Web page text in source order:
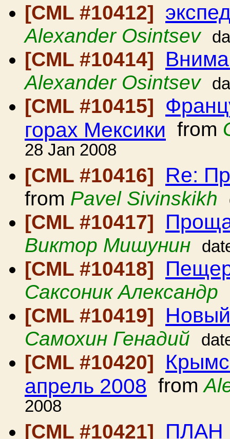
[CML #10412]
Alexander Osintsev
[CML #10414]
Alexander Osintsev
[CML #10415]
горах Мексики from
28 Jan 2008
[CML #10416]
Re:
from Pavel Sivinskikh
[CML #10417]
Виктор Мишунин
[CML #10418]
Саксоник Александр
[CML #10419]
Самохин Генадий
[CML #10420]
апрель 2008 from
2008
[CML #10421]
ПЛАН